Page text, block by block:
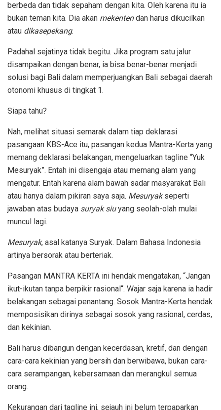
berbeda dan tidak sepaham dengan kita. Oleh karena itu ia
bukan teman kita. Dia akan mekentendan harus dikucilkan
atau dikasepekang.
Padahal sejatinya tidak begitu. Jika program satu jalur
disampaikan dengan benar, ia bisa benar-benar menjadi
solusi bagi Bali dalam memperjuangkan Bali sebagai daerah
otonomi khusus di tingkat 1.
Siapa tahu?
Nah, melihat situasi semarak dalam tiap deklarasi
pasangaan KBS-Ace itu, pasangan kedua Mantra-Kerta yang
memang deklarasi belakangan, mengeluarkan tagline “Yuk
Mesuryak”. Entah ini disengaja atau memang alam yang
mengatur. Entah karena alam bawah sadar masyarakat Bali
atau hanya dalam pikiran saya saja. Mesuryakseperti
jawaban atas budaya suryak siuyang seolah-olah mulai
muncul lagi.
Mesuryak, asal katanya Suryak. Dalam Bahasa Indonesia
artinya bersorak atau berteriak.
Pasangan MANTRA KERTA ini hendak mengatakan, “Jangan
ikut-ikutan tanpa berpikir rasional“. Wajar saja karena ia hadir
belakangan sebagai penantang. Sosok Mantra-Kerta hendak
memposisikan dirinya sebagai sosok yang rasional, cerdas,
dan kekinian.
Bali harus dibangun dengan kecerdasan, kretif, dan dengan
cara-cara kekinian yang bersih dan berwibawa, bukan cara-
cara serampangan, kebersamaan dan merangkul semua
orang.
Kekurangan dari tagline ini, sejauh ini belum terpaparkan